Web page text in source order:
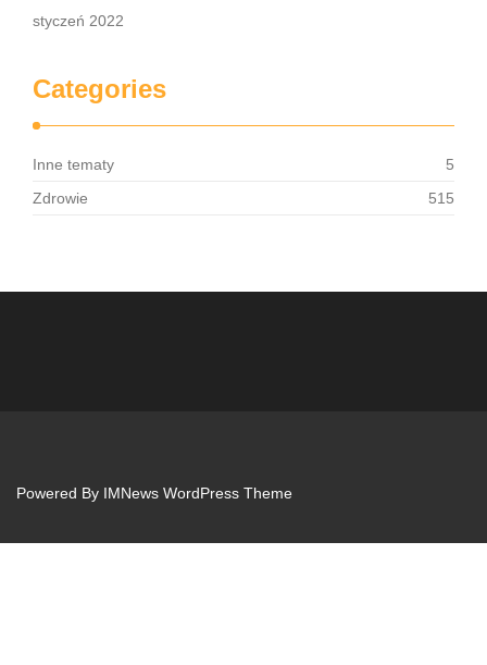
styczeń 2022
Categories
Inne tematy
5
Zdrowie
515
Powered By IMNews WordPress Theme